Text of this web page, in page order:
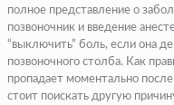
полное представление о
позвоночник и введение
“выключить” боль, если она
позвоночного столба. Как
пропадает моментально
стоит поискать другую